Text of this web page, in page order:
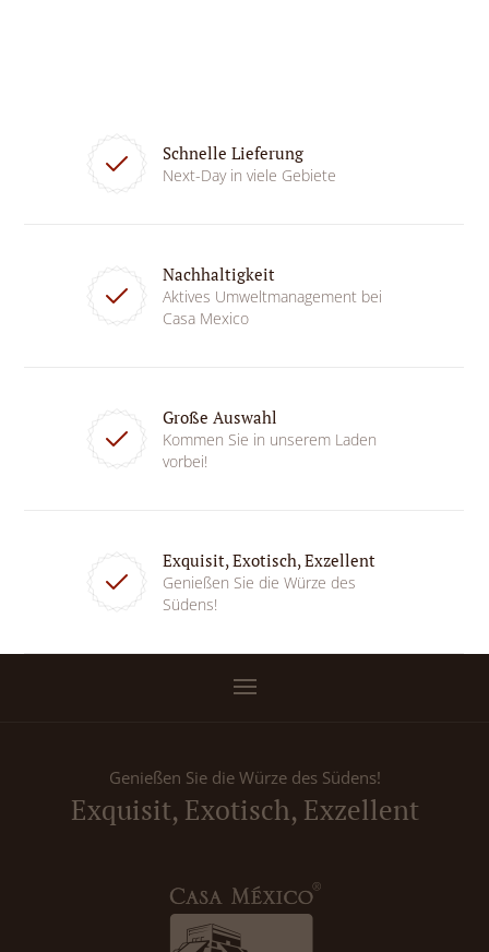
Schnelle Lieferung
Next-Day in viele Gebiete
Nachhaltigkeit
Aktives Umweltmanagement bei
Casa Mexico
Große Auswahl
Kommen Sie in unserem Laden
vorbei!
Exquisit, Exotisch, Exzellent
Genießen Sie die Würze des
Südens!
Genießen Sie die Würze des Südens!
Exquisit, Exotisch, Exzellent